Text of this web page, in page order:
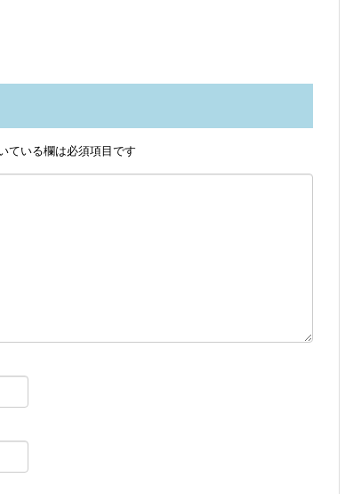
ている欄は必須項目です